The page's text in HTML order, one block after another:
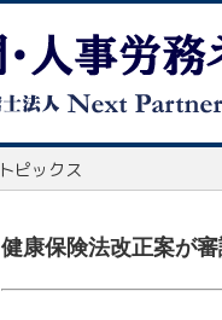
健康保険法改正案が